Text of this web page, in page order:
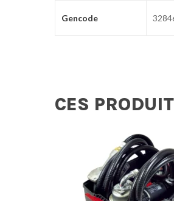
Gencode
CES